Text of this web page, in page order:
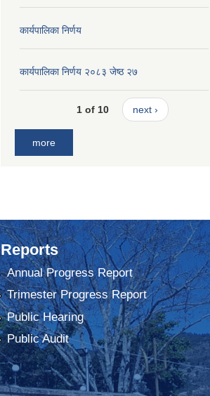
कार्यपालिका निर्णय
कार्यपालिका निर्णय २०८३ जेष्ठ २७
1 of 10 next ›
more
Reports
Annual Progress Report
Trimester Progress Report
Public Hearing
Public Audit